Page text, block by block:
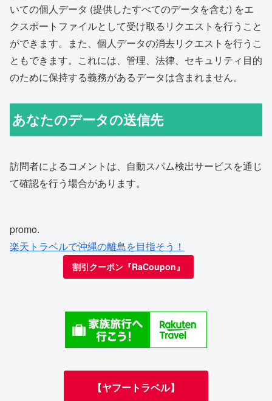
いての個人データ (提供したすべてのデータを含む) をエ
クスポートファイルとして受け取るリクエストを行うこと
ができます。また、個人データの消去リクエストを行うこ
ともできます。これには、管理、法律、セキュリティ目的
のために保持する義務があるデータは含まれません。
あなたのデータの送信先
訪問者によるコメントは、自動スパム検出サービスを通じ
て確認を行う場合があります。
promo.
楽天トラベルで沖縄の離島を目指そう！
割引クーポン『RaCoupon』
【ヤフートラベル】